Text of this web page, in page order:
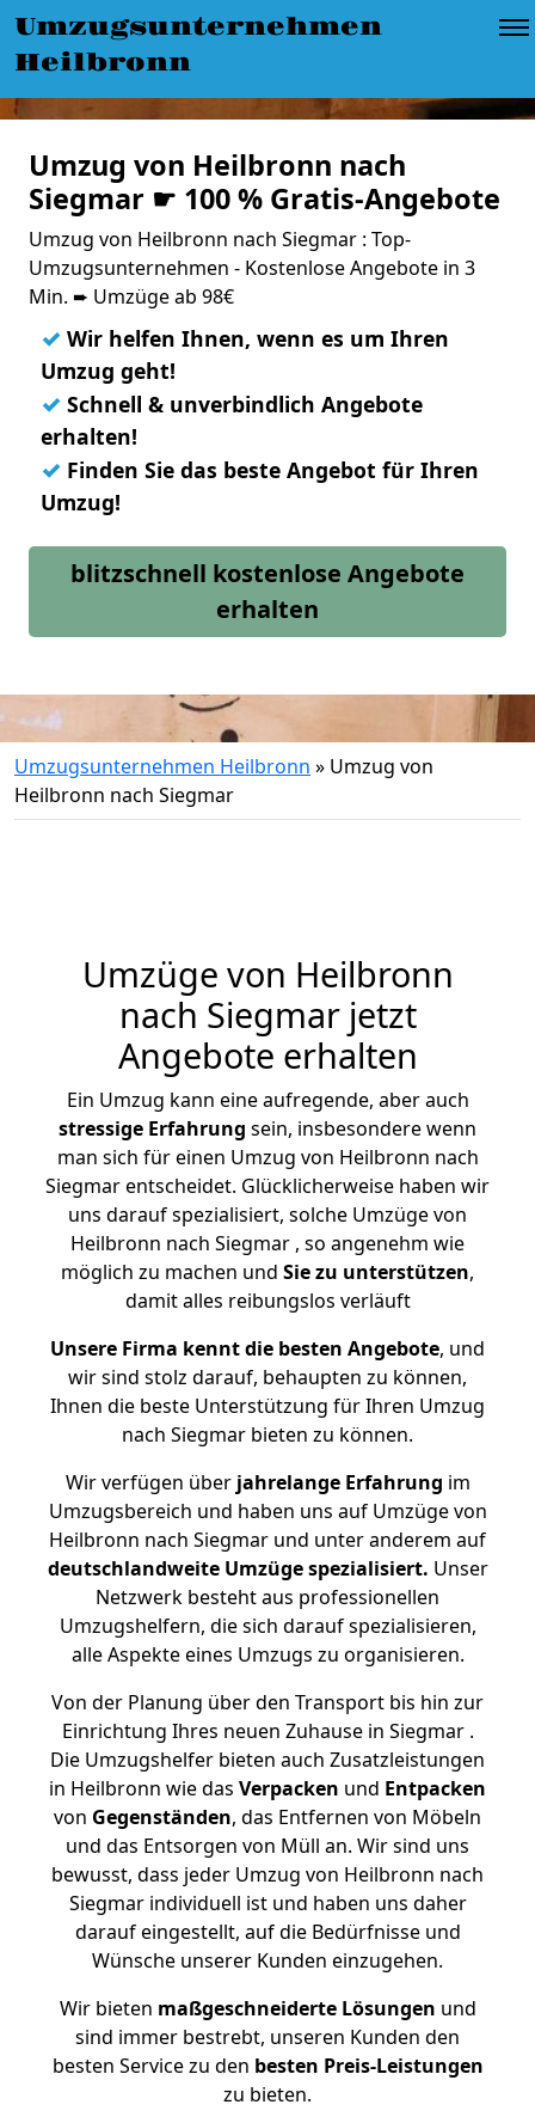
Umzugsunternehmen
Heilbronn
Umzug von Heilbronn nach
Siegmar ☛ 100 % Gratis-Angebote
Umzug von Heilbronn nach Siegmar : Top-
Umzugsunternehmen - Kostenlose Angebote in 3
Min. ➨ Umzüge ab 98€
✓ Wir helfen Ihnen, wenn es um Ihren
Umzug geht!
✓ Schnell & unverbindlich Angebote
erhalten!
✓ Finden Sie das beste Angebot für Ihren
Umzug!
blitzschnell kostenlose Angebote
erhalten
Umzugsunternehmen Heilbronn » Umzug von
Heilbronn nach Siegmar
Umzüge von Heilbronn
nach Siegmar jetzt
Angebote erhalten
Ein Umzug kann eine aufregende, aber auch
stressige Erfahrung sein, insbesondere wenn
man sich für einen Umzug von Heilbronn nach
Siegmar entscheidet. Glücklicherweise haben wir
uns darauf spezialisiert, solche Umzüge von
Heilbronn nach Siegmar , so angenehm wie
möglich zu machen und Sie zu unterstützen,
damit alles reibungslos verläuft
Unsere Firma kennt die besten Angebote, und
wir sind stolz darauf, behaupten zu können,
Ihnen die beste Unterstützung für Ihren Umzug
nach Siegmar bieten zu können.
Wir verfügen überjahrelange Erfahrung im
Umzugsbereich und haben uns auf Umzüge von
Heilbronn nach Siegmar und unter anderem auf
deutschlandweite Umzüge spezialisiert. Unser
Netzwerk besteht aus professionellen
Umzugshelfern, die sich darauf spezialisieren,
alle Aspekte eines Umzugs zu organisieren.
Von der Planung über den Transport bis hin zur
Einrichtung Ihres neuen Zuhause in Siegmar .
Die Umzugshelfer bieten auch Zusatzleistungen
in Heilbronn wie das Verpacken und Entpacken
von Gegenständen, das Entfernen von Möbeln
und das Entsorgen von Müll an. Wir sind uns
bewusst, dass jeder Umzug von Heilbronn nach
Siegmar individuell ist und haben uns daher
darauf eingestellt, auf die Bedürfnisse und
Wünsche unserer Kunden einzugehen.
Wir bieten maßgeschneiderte Lösungen und
sind immer bestrebt, unseren Kunden den
besten Service zu den besten Preis-Leistungen
zu bieten.